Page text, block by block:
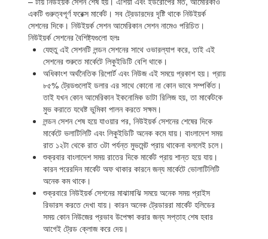
একটি গুরুত্বপূর্ণ ফরেক্স মার্কেট। সব ট্রেডারদের দৃষ্টি থাকে নিউইয়র্ক
সেশনের দিকে। নিউইয়র্ক সেশন আমেরিকান সেশন নামেও পরিচিত।
নিউইয়র্ক সেশনের বৈশিষ্ট্যগুলো হলঃ
যেহুতু এই সেশনটি লন্ডন সেশনের সাথে ওভারল্যাপ করে, তাই এই
সেশনের শুরুতে মার্কেটে লিকুইডিটি বেশি থাকে।
অধিকাংশ অর্থনৈতিক রিপোর্ট এবং নিউজ এই সময়ে প্রকাশ হয়। প্রায়
৮৫% ট্রেডগুলোই ডলার এর সাথে কোনো না কোন ভাবে সম্পর্কিত।
তাই যখন কোন আমেরিকান ইকনোমিক ডাটা রিলিজ হয়, তা মার্কেটকে
মুভ করাতে যথেষ্ট ভুমিকা পালন করতে সক্ষম।
লন্ডন সেশন শেষ হয়ে যাওয়ার পর, নিউইয়র্ক সেশনের শেষের দিকে
মার্কেটে ভলাটিলিটি এবং লিকুইডিটি অনেক কমে যায়। বাংলাদেশ সময়
রাত ১২টা থেকে রাত ৩টা পর্যন্ত মুভমেন্ট প্রায় থাকেনা বললেই চলে।
শুক্রবার বাংলাদেশ সময় রাতের দিকে মার্কেট প্রায় শান্ত হয়ে যায়।
কারন পরেরদিন মার্কেট অফ থাকার কারনে জন্য মার্কেটে ভোলাটিলিটি
অনেক কম থাকে।
শুক্রবারে নিউইয়র্ক সেশনের মাঝামাঝি সময়ে অনেক সময় প্রাইস
রিভারস করতে দেখা যায়। কারন অনেক ট্রেডাররা মার্কেট হলিডের
সময় কোন নিউজের প্রভাব উপেক্ষা করার জন্য সপ্তাহ শেষ হবার
আগেই ট্রেড ক্লোজ করে দেয়।